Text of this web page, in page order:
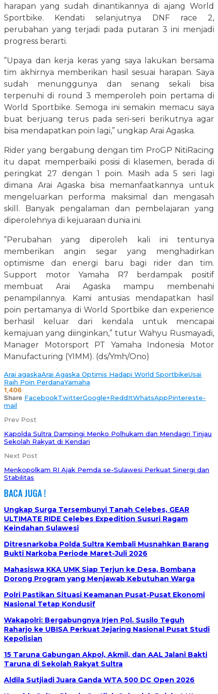
harapan yang sudah dinantikannya di ajang World
Sportbike. Kendati selanjutnya DNF race 2,
perubahan yang terjadi pada putaran 3 ini menjadi
progress berarti.
”Upaya dan kerja keras yang saya lakukan bersama
tim akhirnya memberikan hasil sesuai harapan. Saya
sudah menunggunya dan senang sekali bisa
terpenuhi di round 3 memperoleh poin pertama di
World Sportbike. Semoga ini semakin memacu saya
buat berjuang terus pada seri-seri berikutnya agar
bisa mendapatkan poin lagi,” ungkap Arai Agaska.
Rider yang bergabung dengan tim ProGP NitiRacing
itu dapat memperbaiki posisi di klasemen, berada di
peringkat 27 dengan 1 poin. Masih ada 5 seri lagi
dimana Arai Agaska bisa memanfaatkannya untuk
mengeluarkan performa maksimal dan mengasah
skill. Banyak pengalaman dan pembelajaran yang
diperolehnya di kejuaraan dunia ini.
”Perubahan yang diperoleh kali ini tentunya
memberikan angin segar yang menghadirkan
optimisme dan energi baru bagi rider dan tim.
Support motor Yamaha R7 berdampak positif
membuat Arai Agaska mampu membenahi
penampilannya. Kami antusias mendapatkan hasil
poin pertamanya di World Sportbike dan experience
berhasil keluar dari kendala untuk mencapai
kemajuan yang diinginkan,” tutur Wahyu Rusmayadi,
Manager Motorsport PT Yamaha Indonesia Motor
Manufacturing (YIMM). (ds/Ymh/Ono)
Arai agaskaArai Agaska Optimis Hadapi World SportbikeUsai
Raih Poin PerdanaYamaha
1,406
Share FacebookTwitterGoogle+ReddItWhatsAppPintereste-
mail
Prev Post
Kapolda Sultra Dampingi Menko Polhukam dan Mendagri Tinjau
Sekolah Rakyat di Kendari
Next Post
Menkopolkam RI Ajak Pemda se-Sulawesi Perkuat Sinergi dan
Stabilitas
BACA JUGA !
Ungkap Surga Tersembunyi Tanah Celebes, GEAR
ULTIMATE RIDE Celebes Expedition Susuri Ragam
Keindahan Sulawesi
Ditresnarkoba Polda Sultra Kembali Musnahkan Barang
Bukti Narkoba Periode Maret-Juli 2026
Mahasiswa KKA UMK Siap Terjun ke Desa, Bombana
Dorong Program yang Menjawab Kebutuhan Warga
Polri Pastikan Situasi Keamanan Pusat-Pusat Ekonomi
Nasional Tetap Kondusif
Wakapolri: Bergabungnya Irjen Pol. Susilo Teguh
Raharjo ke UBISA Perkuat Jejaring Nasional Pusat Studi
Kepolisian
15 Taruna Gabungan Akpol, Akmil, dan AAL Jalani Bakti
Taruna di Sekolah Rakyat Sultra
Aldila Sutjiadi Juara Ganda WTA 500 DC Open 2026